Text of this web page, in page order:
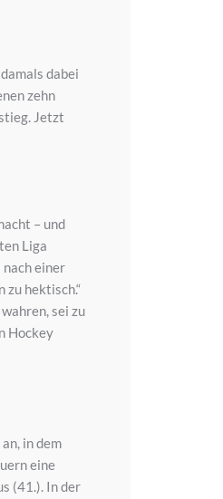
dabei
zehn
Jetzt
– und
Liga
einer
hektisch.“
sei zu
Hockey
in dem
eine
(41.). In der